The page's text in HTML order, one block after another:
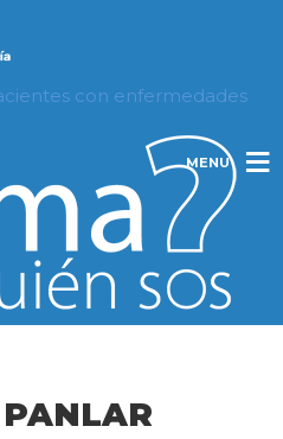
con enfermedades
MENU